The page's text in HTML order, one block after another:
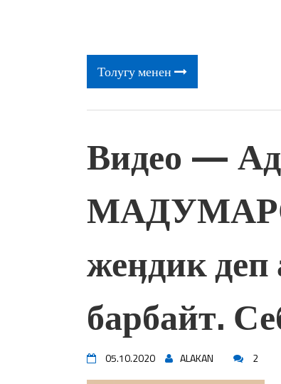
Толугу менен
Видео —
жеӊдик деп
барбайт.
05.10.2020 ALAKAN 2